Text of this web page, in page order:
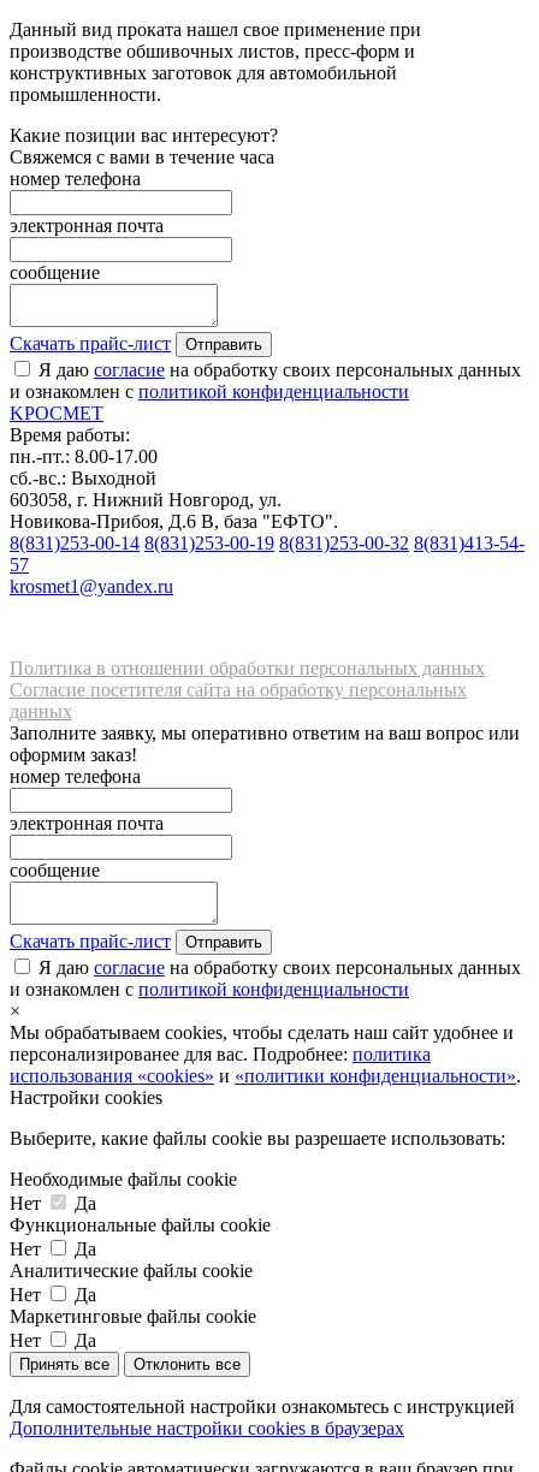
Данный вид проката нашел свое применение при
производстве обшивочных листов, пресс-форм и
конструктивных заготовок для автомобильной
промышленности.
Какие позиции вас интересуют?
Свяжемся с вами в течение часа
номер телефона
электронная почта
сообщение
Скачать прайс-лист Отправить
Я даю согласие на обработку своих персональных данных
и ознакомлен с политикой конфиденциальности
KРОСМЕТ
Время работы:
пн.-пт.: 8.00-17.00
сб.-вс.: Выходной
603058, г. Нижний Новгород, ул.
Новикова-Прибоя, Д.6 В, база "ЕФТО".
8(831)253-00-14 8(831)253-00-19 8(831)253-00-32 8(831)413-54-
57
krosmet1@yandex.ru
Политика в отношении обработки персональных данных
Согласие посетителя сайта на обработку персональных
данных
Заполните заявку, мы оперативно ответим на ваш вопрос или
оформим заказ!
номер телефона
электронная почта
сообщение
Скачать прайс-лист Отправить
Я даю согласие на обработку своих персональных данных
и ознакомлен с политикой конфиденциальности
×
Мы обрабатываем cookies, чтобы сделать наш сайт удобнее и
персонализированее для вас. Подробнее: политика
использования «cookies» и «политики конфиденциальности».
Настройки cookies
Выберите, какие файлы cookie вы разрешаете использовать:
Необходимые файлы cookie
Нет
Да
Функциональные файлы cookie
Нет
Да
Аналитические файлы cookie
Нет
Да
Маркетинговые файлы cookie
Нет
Да
Принять все Отклонить все
Для самостоятельной настройки ознакомьтесь с инструкцией
Дополнительные настройки cookies в браузерах